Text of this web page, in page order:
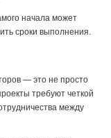
начала может
сроки выполнения.
— это не просто
требуют четкой
между